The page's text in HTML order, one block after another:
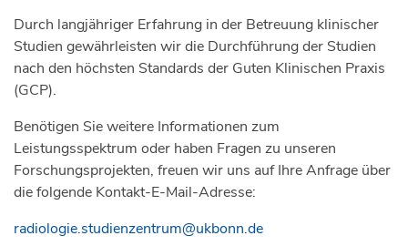
Durch langjähriger Erfahrung in der Betreuung klinischer
Studien gewährleisten wir die Durchführung der Studien
nach den höchsten Standards der Guten Klinischen Praxis
(GCP).
Benötigen Sie weitere Informationen zum
Leistungsspektrum oder haben Fragen zu unseren
Forschungsprojekten, freuen wir uns auf Ihre Anfrage über
die folgende Kontakt-E-Mail-Adresse:
radiologie.studienzentrum@ukbonn.de